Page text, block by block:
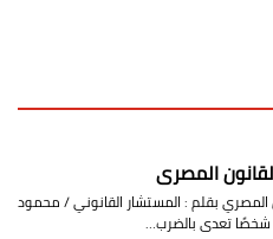
المصري
بقلم : المستشار القانوني / محمود
تعدى بالضرب…